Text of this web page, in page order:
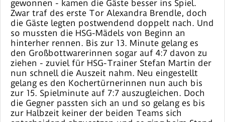
gewonnen - kamen die Gäste besser ins Spiel.
Zwar traf des erste Tor Alexandra Brendle, doch
die Gäste legten postwendend doppelt nach. Und
so mussten die HSG-Mädels von Beginn an
hinterher rennen. Bis zur 13. Minute gelang es
den Großbottwarerinnen sogar auf 4:7 davon zu
ziehen - zuviel für HSG-Trainer Stefan Martin der
nun schnell die Auszeit nahm. Neu eingestellt
gelang es den Kochertürnerinnen nun auch bis
zur 15. Spielminute auf 7:7 auszugleichen. Doch
die Gegner passten sich an und so gelang es bis
zur Halbzeit keiner der beiden Teams sich